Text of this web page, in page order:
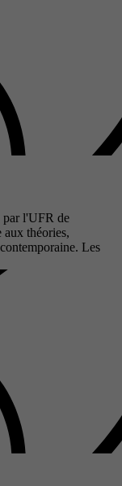
par l'UFR de
théories,
Les